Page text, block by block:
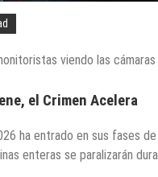
viendo las
el Crimen Acelera
ha entrado en sus fases
enteras se paralizarán